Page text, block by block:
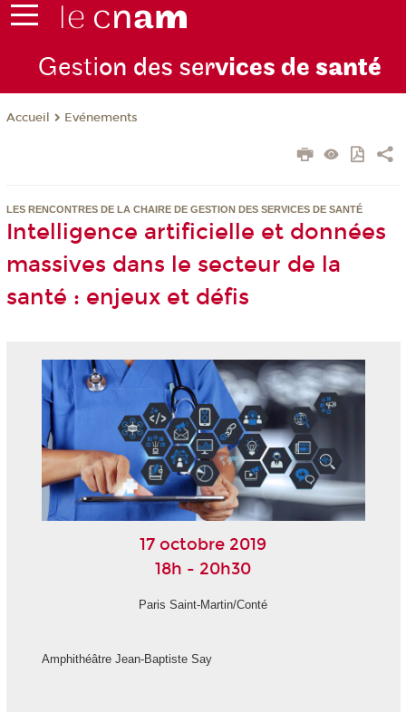
Gestion des services de santé
Accueil Evénements
LES RENCONTRES DE LA CHAIRE DE GESTION DES SERVICES DE SANTÉ
Intelligence artificielle et données
massives dans le secteur de la
santé : enjeux et défis
17 octobre 2019
18h - 20h30
Paris Saint-Martin/Conté
Amphithéâtre Jean-Baptiste Say